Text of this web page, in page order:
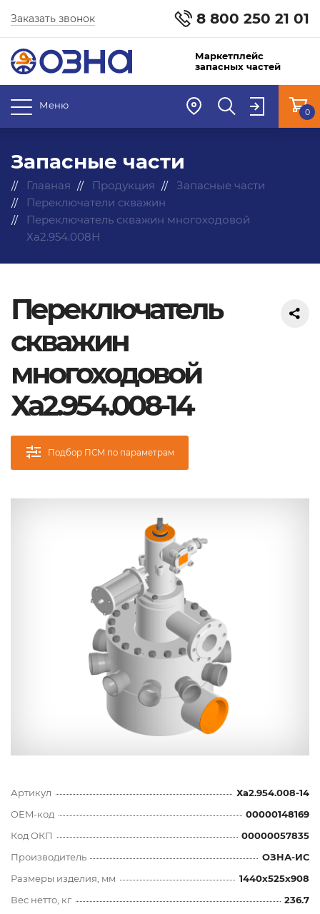
8 800 250 21 01
Заказать звонок
Маркетплейс
запасных частей
Меню
0
Запасные части
Главная Продукция
Запасные части
Переключатели скважин
Переключатель скважин многоходовой
Ха2.954.008Н
Переключатель
скважин
многоходовой
Ха2.954.008-14
Подбор ПСМ по параметрам
Артикул
Ха2.954.008-14
OEM-код
00000148169
Код ОКП
00000057835
Производитель
ОЗНА-ИС
Размеры изделия, мм
1440x525x908
Вес нетто, кг
236.7